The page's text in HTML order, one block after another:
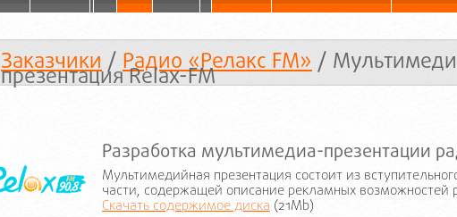
Заказчики/ Радио «Релакс FM»/
презентация Relax-FM
Разработка мультимедиа-презентации
Мультимедийная презентация состоит из
части, содержащей описание рекламных возможностей
Скачать содержимое диска (21Mb)